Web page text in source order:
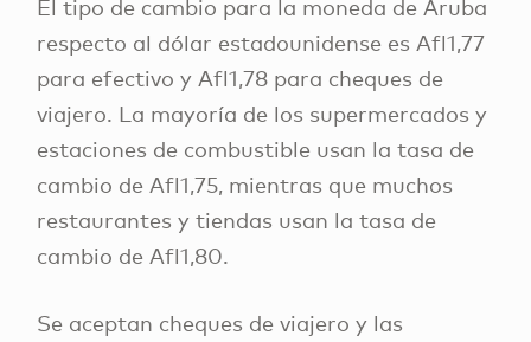
El tipo de cambio para la moneda de Aruba
respecto al dólar estadounidense es Afl1,77
para efectivo y Afl1,78 para cheques de
viajero. La mayoría de los supermercados y
estaciones de combustible usan la tasa de
cambio de Afl1,75, mientras que muchos
restaurantes y tiendas usan la tasa de
cambio de Afl1,80.
Se aceptan cheques de viajero y las